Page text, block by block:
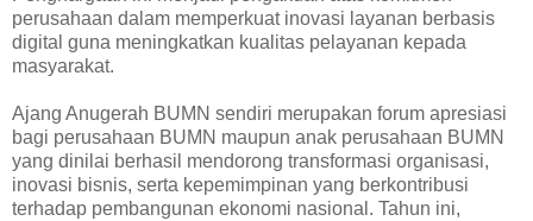
perusahaan dalam memperkuat inovasi layanan berbasis
digital guna meningkatkan kualitas pelayanan kepada
masyarakat.
Ajang Anugerah BUMN sendiri merupakan forum apresiasi
bagi perusahaan BUMN maupun anak perusahaan BUMN
yang dinilai berhasil mendorong transformasi organisasi,
inovasi bisnis, serta kepemimpinan yang berkontribusi
terhadap pembangunan ekonomi nasional. Tahun ini,